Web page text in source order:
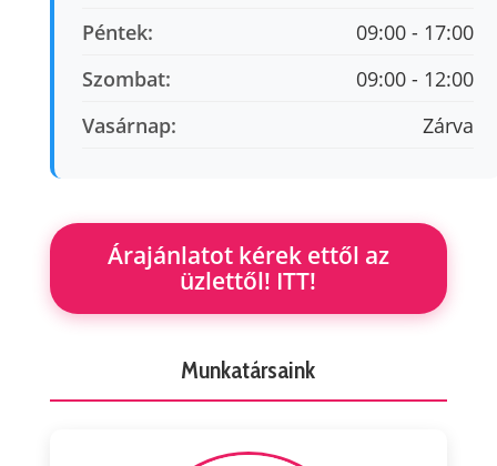
Péntek:
09:00 - 17:00
Szombat:
09:00 - 12:00
Vasárnap:
Zárva
Árajánlatot kérek ettől az
üzlettől! ITT!
Munkatársaink